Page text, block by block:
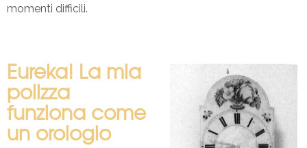
momenti difficili.
Eureka! La mia
polizza
funziona come
un orologio